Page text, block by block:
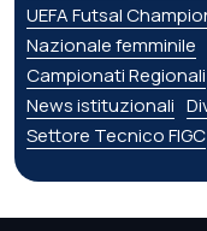
UEFA Futsal
Nazionale femminile
Campionati Regionali
News istituzionali
Settore Tecnico FIGC